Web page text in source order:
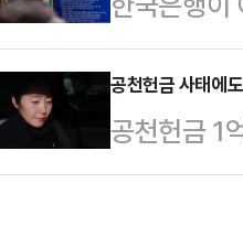
장은 57년
등기부등
2026년 트
리 잡는다
미리 파악
간편하게
다.정식품
는 전망에
들의 시름
오르면서
KB국민·신
공천헌금 사태에
공천헌금 1
체포동의안